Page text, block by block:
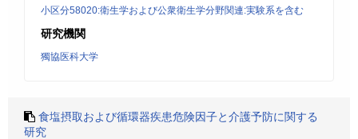
小区分58020:衛生学および公衆衛生学分野関連:実験系を含む
研究機関
獨協医科大学
食塩摂取および循環器疾患危険因子と介護予防に関する
研究